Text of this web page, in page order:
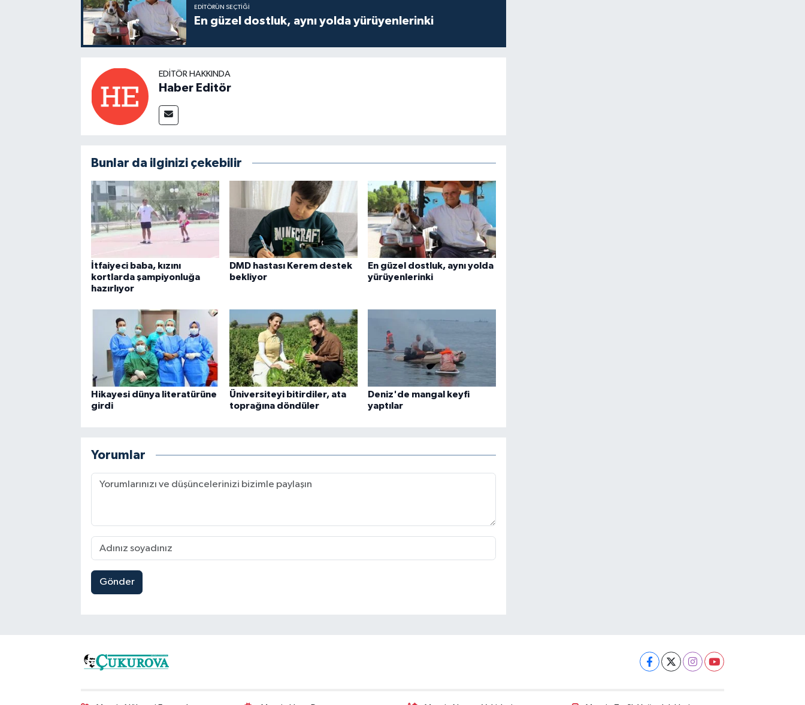
EDITÖRÜN SEÇTIĞI
En güzel dostluk, aynı yolda yürüyenlerinki
EDITÖR HAKKINDA
Haber Editör
Bunlar da ilginizi çekebilir
İtfaiyeci baba, kızını
kortlarda şampiyonluğa
hazırlıyor
DMD hastası Kerem destek
bekliyor
En güzel dostluk, aynı yolda
yürüyenlerinki
Hikayesi dünya literatürüne
girdi
Üniversiteyi bitirdiler, ata
toprağına döndüler
Deniz'de mangal keyfi
yaptılar
Yorumlar
Gönder